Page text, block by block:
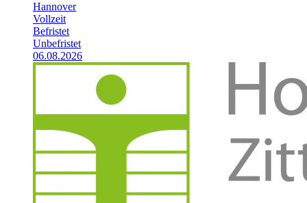
Hannover
Vollzeit
Befristet
Unbefristet
06.08.2026